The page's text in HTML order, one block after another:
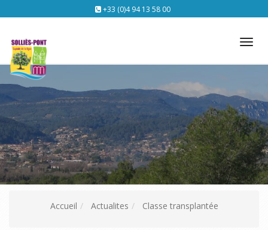
+33 (0)4 94 13 58 00
Accueil Actualites Classe transplantée